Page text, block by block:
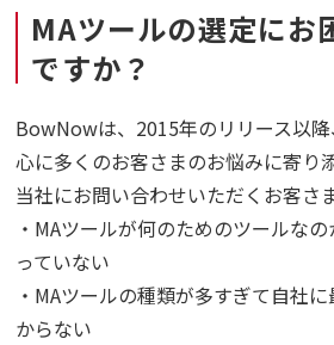
MAツールの選定にお
ですか？
BowNowは、2015年のリリース以
心に多くのお客さまのお悩みに寄り
当社にお問い合わせいただくお客さ
・MAツールが何のためのツールな
っていない
・MAツールの種類が多すぎて自社
からない